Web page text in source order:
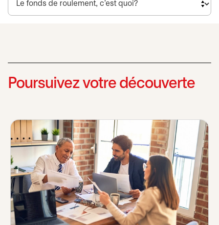
Poursuivez votre découverte